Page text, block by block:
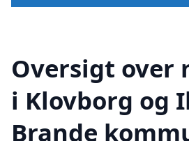
Oversigt over
i Klovborg og
Brande